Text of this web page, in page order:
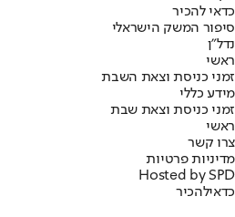
כדאי להכיר
סיפור המשק הישראלי
נדל"ן
ראשי
זמני כניסת וצאת השבת
מידע כללי
זמני כניסת וצאת שבת
ראשי
צרו קשר
מדיניות פרטיות
Hosted by SPD
כדאילהכיר